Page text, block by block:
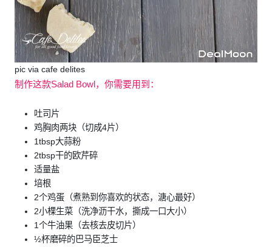
pic via cafe delites
制作这款Salad Bowl，你需要用到：
吐司片
鸡胸肉两块（切成4片）
1tbsp大蒜粉
2tbsp干的欧芹碎
适量盐
培根
2个鸡蛋（煮熟到你喜欢的状态，溏心最好）
2小棵生菜（洗净沥干水，撕成一口大小）
1个牛油果（去核去皮切片）
½杯磨碎的巴马臣芝士